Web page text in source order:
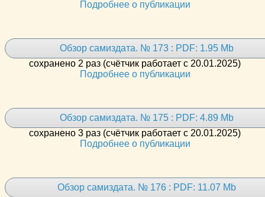
Подробнее о публикации
Обзор самиздата. № 173 : PDF: 1.95 Mb
сохранено 2 раз (счётчик работает с 20.01.2025)
Подробнее о публикации
Обзор самиздата. № 175 : PDF: 4.89 Mb
сохранено 3 раз (счётчик работает с 20.01.2025)
Подробнее о публикации
Обзор самиздата. № 176 : PDF: 11.07 Mb